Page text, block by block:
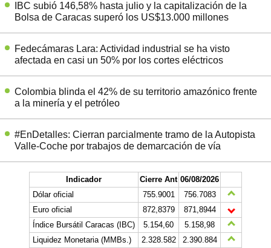
IBC subió 146,58% hasta julio y la capitalización de la
Bolsa de Caracas superó los US$13.000 millones
Fedecámaras Lara: Actividad industrial se ha visto
afectada en casi un 50% por los cortes eléctricos
Colombia blinda el 42% de su territorio amazónico frente
a la minería y el petróleo
#EnDetalles: Cierran parcialmente tramo de la Autopista
Valle-Coche por trabajos de demarcación de vía
Indicador Cierre Ant 06/08/2026
Dólar oficial
755.9001
756.7083
Euro oficial
872,8379
871,8944
Índice Bursátil Caracas (IBC)
5.154,60
5.158,98
Liquidez Monetaria (MMBs.)
2.328.582
2.390.884